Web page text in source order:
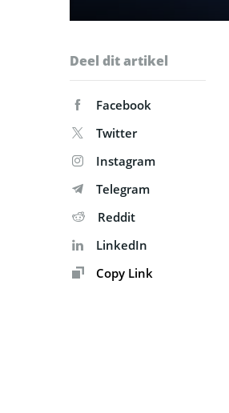
Deel dit artikel
Facebook
Twitter
Instagram
Telegram
Reddit
LinkedIn
Copy Link